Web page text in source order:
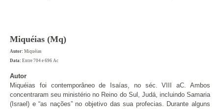
Miquéias (Mq)
Autor: Miquéias
Data: Entre 704 e 696 Ac
Autor
Miquéias foi contemporâneo de Isaías, no séc. VIII aC. Ambos
concentraram seu ministério no Reino do Sul, Judá, incluindo Samaria
(Israel) e “as nações” no objetivo das sua profecias. Durante alguns